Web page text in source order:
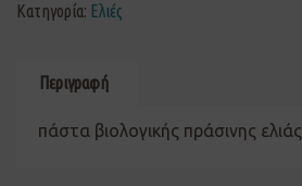
Κατηγορία: Ελιές
Περιγραφή
πάστα βιολογικής πράσινης ελιάς